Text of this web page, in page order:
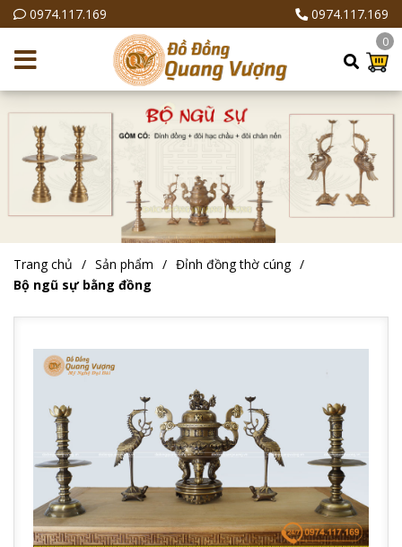
0974.117.169 0974.117.169
0
Trang chủ Sản phẩm
Đỉnh đồng thờ cúng
Bộ ngũ sự bằng đồng